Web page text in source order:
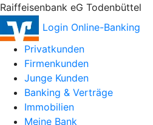
Raiffeisenbank eG Todenbüttel
Login Online-Banking
Privatkunden
Firmenkunden
Junge Kunden
Banking & Verträge
Immobilien
Meine Bank